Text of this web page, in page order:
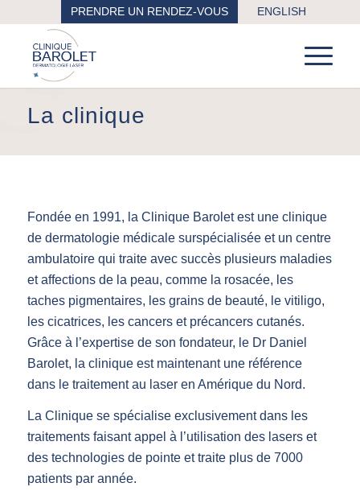
PRENDRE UN RENDEZ-VOUS ENGLISH
La clinique
Fondée en 1991, la Clinique Barolet est une clinique
de dermatologie médicale surspécialisée et un centre
ambulatoire qui traite avec succès plusieurs maladies
et affections de la peau, comme la rosacée, les
taches pigmentaires, les grains de beauté, le vitiligo,
les cicatrices, les cancers et précancers cutanés.
Grâce à l’expertise de son fondateur, le Dr Daniel
Barolet, la clinique est maintenant une référence
dans le traitement au laser en Amérique du Nord.
La Clinique se spécialise exclusivement dans les
traitements faisant appel à l’utilisation des lasers et
des technologies de pointe et traite plus de 7000
patients par année.